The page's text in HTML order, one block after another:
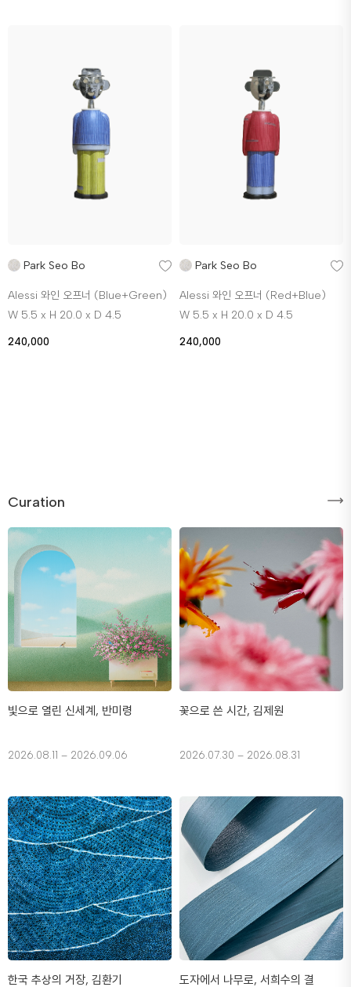
Park Seo Bo
Alessi 와인 오프너 (Blue+Green)
W 5.5 x H 20.0 x D 4.5
240,000
Park Seo Bo
Alessi 와인 오프너 (Red+Blue)
W 5.5 x H 20.0 x D 4.5
240,000
Curation
빛으로 열린 신세계, 반미령
2026.08.11 – 2026.09.06
꽃으로 쓴 시간, 김제원
2026.07.30 – 2026.08.31
한국 추상의 거장, 김환기 도자에서 나무로, 서희수의 결